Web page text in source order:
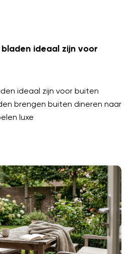
ideaal zijn voor
ideaal zijn voor buiten
brengen buiten dineren naar
luxe